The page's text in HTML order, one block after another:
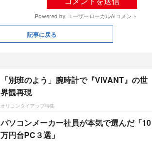
記事に戻る
「別班のよう」腕時計で『VIVANT』の世
界観再現
オリコンタイアップ特集
パソコンメーカー社員が本気で選んだ「10
万円台PC３選」